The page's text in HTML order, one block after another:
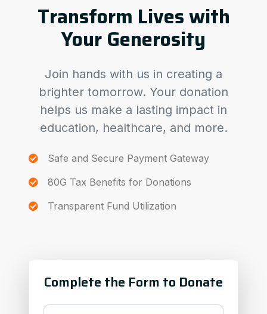
Transform Lives with
Your Generosity
Join hands with us in creating a
brighter tomorrow. Your donation
helps us make a lasting impact in
education, healthcare, and more.
Safe and Secure Payment Gateway
80G Tax Benefits for Donations
Transparent Fund Utilization
Complete the Form to Donate